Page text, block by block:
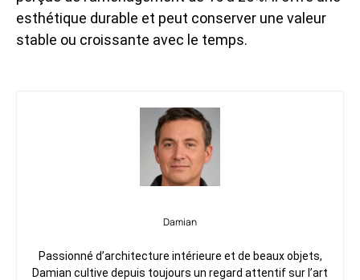
esthétique durable et peut conserver une valeur
stable ou croissante avec le temps.
Damian
Passionné d’architecture intérieure et de beaux objets,
Damian cultive depuis toujours un regard attentif sur l’art